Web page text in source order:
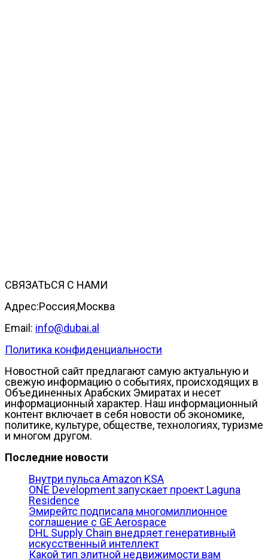
СВЯЗАТЬСЯ С НАМИ
Адрес:Россия,Москва
Email: info@dubai.al
Политика конфиденциальности
Новостной сайт предлагают самую актуальную и
свежую информацию о событиях, происходящих в
Объединенных Арабских Эмиратах и несет
информационный характер. Наш информационный
контент включает в себя новости об экономике,
политике, культуре, обществе, технологиях, туризме
и многом другом.
Последние новости
Внутри пульса Amazon KSA
ONE Development запускает проект Laguna
Residence
Эмирейтс подписала многомиллионное
соглашение с GE Aerospace
DHL Supply Chain внедряет генеративный
искусственный интеллект
Какой тип элитной недвижимости вам